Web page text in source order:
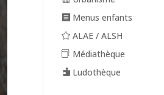
Menus enfants
ALAE / ALSH
Médiathèque
Ludothèque